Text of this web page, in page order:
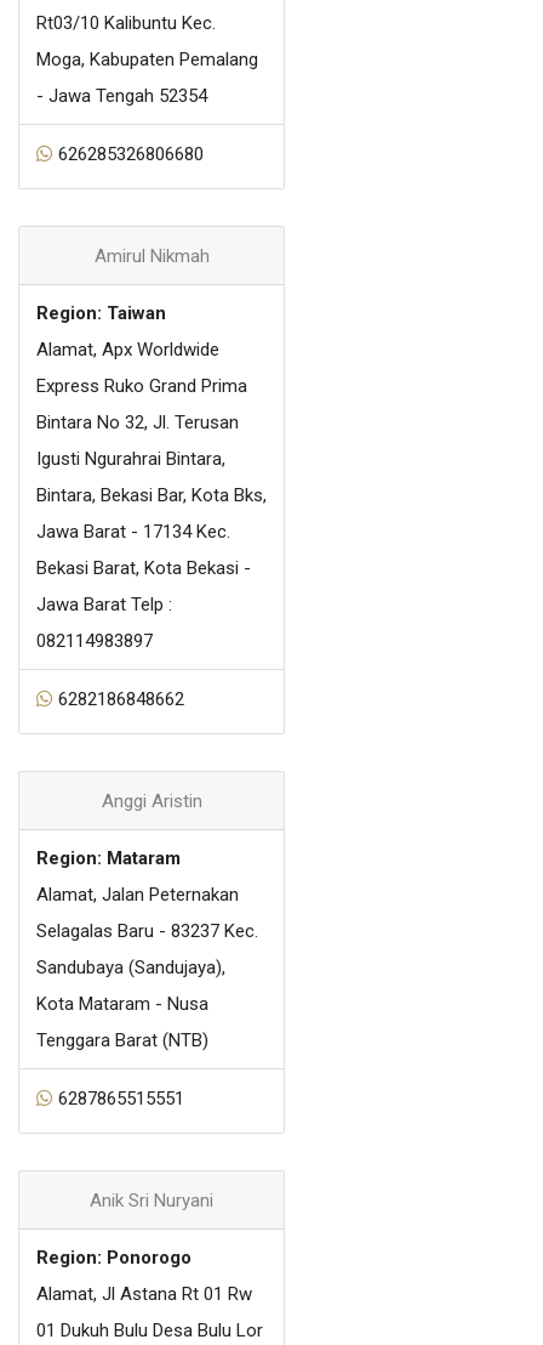
Rt03/10 Kalibuntu Kec.
Moga, Kabupaten Pemalang
- Jawa Tengah 52354
626285326806680
Amirul Nikmah
Region: Taiwan
Alamat, Apx Worldwide
Express Ruko Grand Prima
Bintara No 32, Jl. Terusan
Igusti Ngurahrai Bintara,
Bintara, Bekasi Bar, Kota Bks,
Jawa Barat - 17134 Kec.
Bekasi Barat, Kota Bekasi -
Jawa Barat Telp :
082114983897
6282186848662
Anggi Aristin
Region: Mataram
Alamat, Jalan Peternakan
Selagalas Baru - 83237 Kec.
Sandubaya (Sandujaya),
Kota Mataram - Nusa
Tenggara Barat (NTB)
6287865515551
Anik Sri Nuryani
Region: Ponorogo
Alamat, Jl Astana Rt 01 Rw
01 Dukuh Bulu Desa Bulu Lor